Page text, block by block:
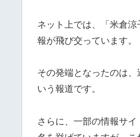
ネット上では、「米倉
報が飛び交っています。
その発端となったのは
いう報道です。
さらに、一部の情報サ